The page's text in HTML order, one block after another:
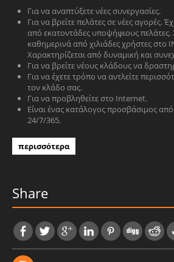
Για να αναπτύξετε νέες συνεργασίες.
Για να βρείτε πελάτες σε νέες αγορές.
από εκατοντάδες υποψήφιους πελάτες.
καθημερινά από χιλιάδες χρήστες στο
Χαρακτηρίζεται από δυναμική και
Για να βρείτε νέους κλάδους να
Για να έχετε τρόπο να αντλείτε
τον κλάδο σας.
Για να προβληθείτε στο Internet.
Είναι ένας κατάλογος προσβάσιμος
24/7/365.
περισσότερα
Share